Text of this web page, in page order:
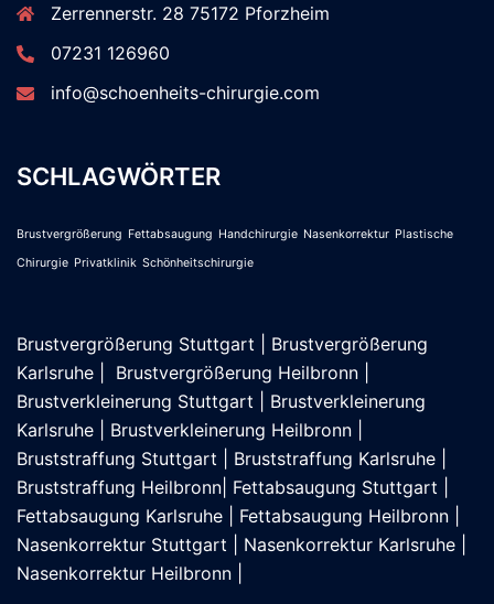
Zerrennerstr. 28 75172 Pforzheim
07231 126960
info@schoenheits-chirurgie.com
SCHLAGWÖRTER
Brustvergrößerung Fettabsaugung Handchirurgie Nasenkorrektur Plastische
Chirurgie Privatklinik Schönheitschirurgie
Brustvergrößerung Stuttgart
Brustvergrößerung
Karlsruhe
Brustvergrößerung Heilbronn
Brustverkleinerung Stuttgart
Brustverkleinerung
Karlsruhe
Brustverkleinerung Heilbronn
Bruststraffung Stuttgart
Bruststraffung Karlsruhe
Bruststraffung Heilbronn Fettabsaugung Stuttgart
Fettabsaugung Karlsruhe
Fettabsaugung Heilbronn
Nasenkorrektur Stuttgart
Nasenkorrektur Karlsruhe
Nasenkorrektur Heilbronn